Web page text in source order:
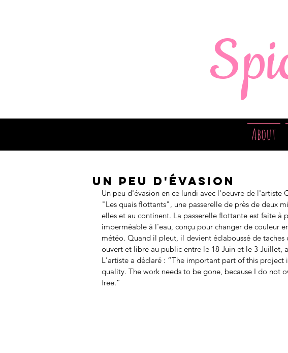
About
Un peu d'évasion
Un peu d'évasion en ce lundi avec l'oeuvre de l'artiste
"Les quais flottants", une passerelle de près de deux
elles et au continent. La passerelle flottante est faite à
imperméable à l'eau, conçu pour changer de couleur
météo. Quand il pleut, il devient éclaboussé de
ouvert et libre au public entre le 18 Juin et le 3 Juillet,
L'artiste a déclaré : “The important part of this
quality. The work needs to be gone, because I do not
free.”